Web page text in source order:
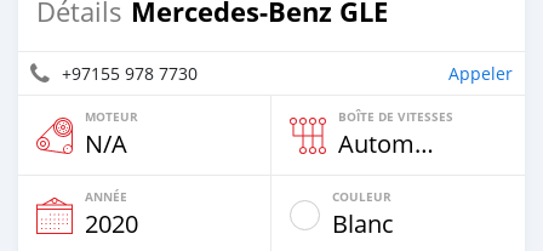
Détails Mercedes-Benz GLE
+97155 978 7730 Appeler
MOTEUR
N/A
BOÎTE DE VITESSES
Automatique
ANNÉE
2020
COULEUR
Blanc